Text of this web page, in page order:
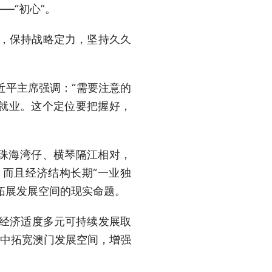
初心”。
保持战略定力，坚持久久
主席强调：“需要注意的
业。这个定位要把握好，
海湾仔、横琴隔江相对，
且经济结构长期“一业独
发展空间的现实命题。
济适度多元可持续发展取
拓宽澳门发展空间，增强